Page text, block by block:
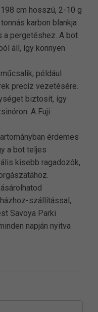
cm hosszú, 2-10 g
karbon blankja
a pergetéshez. A bot
áll, így könnyen
például
precíz vezetésére.
biztosít, így
A Fuji
érdemes
a bot teljes
kisebb ragadozók,
szállítással,
Savoya Parki
napján nyitva